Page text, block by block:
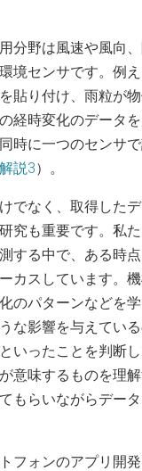
分野は風速や風向
境センサです。例
貼り付け、雨粒が
経時変化のデータ
時に一つのセンサ
解説3）。
でなく、取得した
究も重要です。私
する中で、ある時
カスしています。
のパターンなどを
な影響を与えてい
いったことを判断
意味するものを理
もらいながらデー
フォンのアプリ開